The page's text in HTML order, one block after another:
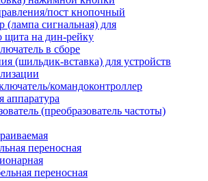
пост кнопочный
(лампа сигнальная) для
щита на дин-рейку
в сборе
(шильдик-вставка) для устройств
командоконтроллер
аппаратура
(преобразователь частоты)
переносная
переносная